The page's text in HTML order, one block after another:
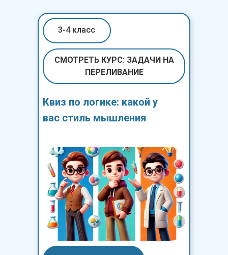
3-4 класс
СМОТРЕТЬ КУРС: ЗАДАЧИ НА
ПЕРЕЛИВАНИЕ
Квиз по логике: какой у
вас стиль мышления